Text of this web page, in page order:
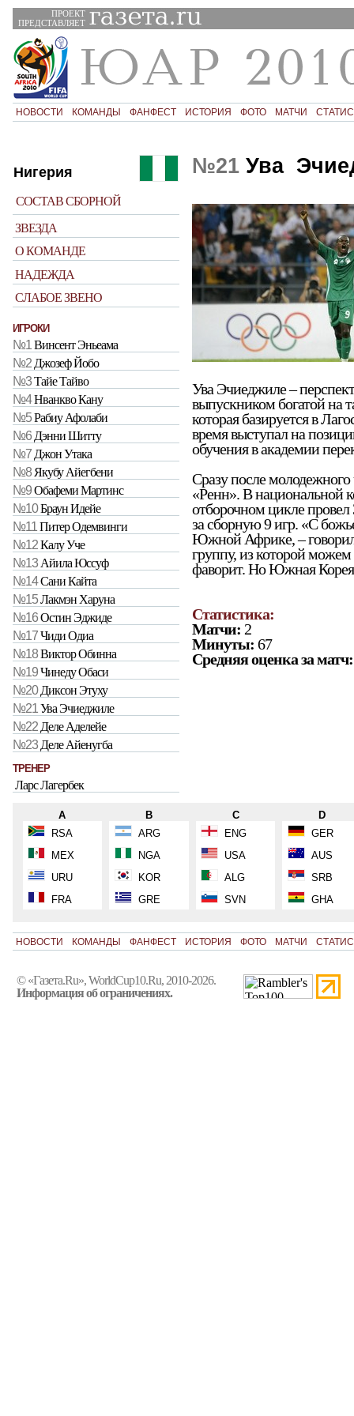
ПРОЕКТ
ПРЕДСТАВЛЯЕТ
НОВОСТИ КОМАНДЫ ФАНФЕСТ ИСТОРИЯ ФОТО МАТЧИ
Нигерия
СОСТАВ СБОРНОЙ
ЗВЕЗДА
О КОМАНДЕ
НАДЕЖДА
СЛАБОЕ ЗВЕНО
ИГРОКИ
№1Винсент Эньеама
№2 Джозеф Йобо
№3Тайе Тайво
№4Нванкво Кану
№5Рабиу Афолаби
№6 Дэнни Шитту
№7 Джон Утака
№8 Якубу Айегбени
№9Обафеми Мартинс
№10Браун Идейе
№11Питер Одемвинги
№12Калу Уче
№13 Айила Юссуф
№14Сани Кайта
№15Лакмэн Харуна
№16Остин Эджиде
№17Чиди Одиа
№18Виктор Обинна
№19Чинеду Обаси
№20 Диксон Этуху
№21Ува Эчиеджиле
№22 Деле Аделейе
№23 Деле Айенугба
ТРЕНЕР
Ларс Лагербек
№21 Ува
Ува Эчиеджиле –
выпускником богатой на
которая базируется в
время выступал на
обучения в академии
Сразу после
«Ренн». В национальной
отборочном цикле
за сборную 9 игр. «С
Южной Африке, –
группу, из которой
фаворит. Но Южная Корея
Статистика:
Матчи: 2
Минуты: 67
Средняя оценка за матч:
A
RSA
MEX
URU
FRA
B
ARG
NGA
KOR
GRE
C
ENG
USA
ALG
SVN
D
GER
AUS
SRB
GHA
НОВОСТИ КОМАНДЫ ФАНФЕСТ ИСТОРИЯ ФОТО МАТЧИ
© «Газета.Ru», WorldCup10.Ru, 2010-2026.
Информация об ограничениях.